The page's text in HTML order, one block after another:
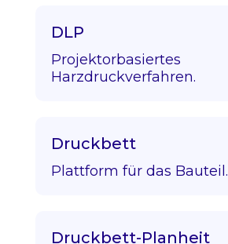
DLP
Projektorbasiertes
Harzdruckverfahren.
Druckbett
Plattform für das Bauteil.
Druckbett-Planheit